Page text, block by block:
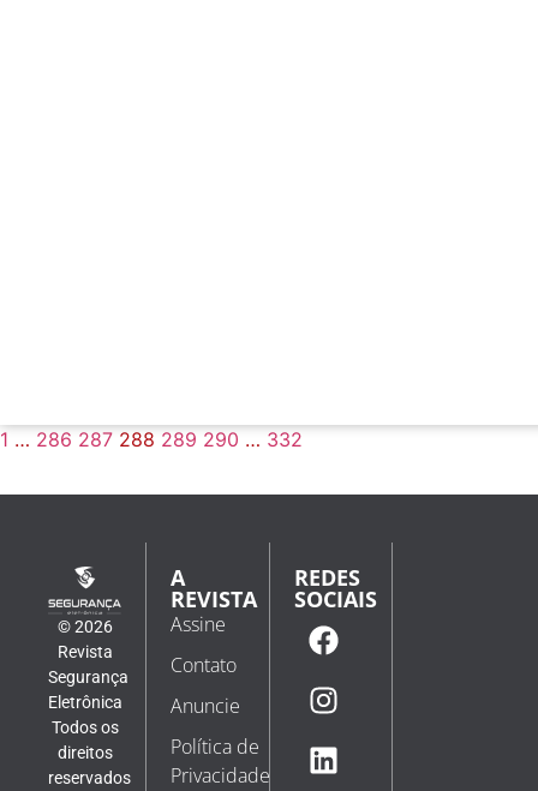
1 … 286 287 288 289 290 … 332
© 2026
Revista
Segurança
Eletrônica
Todos os
direitos
reservados
A
REVISTA
Assine
Contato
Anuncie
Política de
Privacidade
REDES
SOCIAIS